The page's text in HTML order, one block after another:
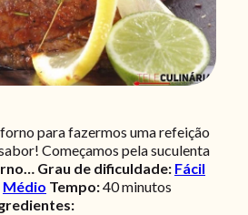
para fazermos uma refeição
Começamos pela suculenta
Grau de dificuldade: Fácil
Médio Tempo:40 minutos